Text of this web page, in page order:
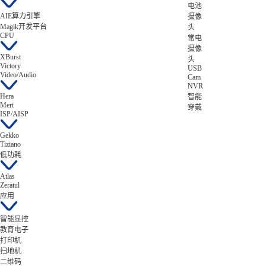
电池
摄像
头
常电
摄像
头
USB
Cam
NVR
智能
穿戴
AIE算力引擎
Magik开发平台
CPU
XBurst
Victory
Video/Audio
Hera
Mert
ISP/AISP
Gekko
Tiziano
低功耗
Atlas
Zeratul
应用
智能显控
教育电子
打印机
扫地机
二维码